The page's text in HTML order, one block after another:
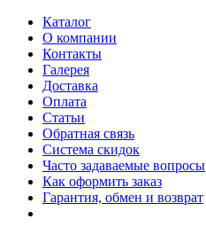
Каталог
О компании
Контакты
Галерея
Доставка
Оплата
Статьи
Обратная связь
Система скидок
Часто задаваемые вопросы
Как оформить заказ
Гарантия, обмен и возврат